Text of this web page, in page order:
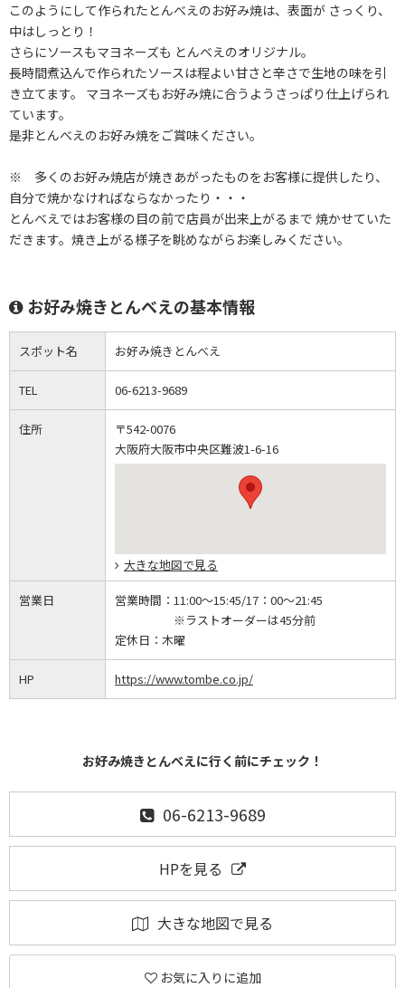
このようにして作られたとんべえのお好み焼は、表面が さっくり、
中はしっとり！
さらにソースもマヨネーズも とんべえのオリジナル。
長時間煮込んで作られたソースは程よい甘さと辛さで生地の味を引
き立てます。 マヨネーズもお好み焼に合うようさっぱり仕上げられ
ています。
是非とんべえのお好み焼をご賞味ください。
※ 多くのお好み焼店が焼きあがったものをお客様に提供したり、
自分で焼かなければならなかったり・・・
とんべえではお客様の目の前で店員が出来上がるまで 焼かせていた
だきます。焼き上がる様子を眺めながらお楽しみください。
お好み焼きとんべえの基本情報
スポット名 お好み焼きとんべえ
TEL 06-6213-9689
住所
〒542-0076
大阪府大阪市中央区難波1-6-16
大きな地図で見る
営業日 営業時間： 11:00～15:45/17：00～21:45
※ラストオーダーは45分前
定休日： 木曜
HP https://www.tombe.co.jp/
お好み焼きとんべえに行く前にチェック！
06-6213-9689
HPを見る
大きな地図で見る
お気に入りに追加